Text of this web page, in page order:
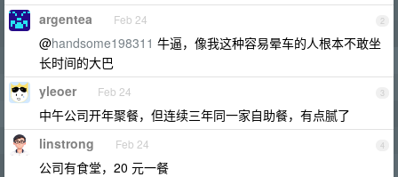
2
argentea Feb 24
@handsome198311 牛逼，像我这种容易晕车的人根本不敢坐
长时间的大巴
3
yleoer Feb 24
中午公司开年聚餐，但连续三年同一家自助餐，有点腻了
4
linstrong Feb 24
公司有食堂，20 元一餐